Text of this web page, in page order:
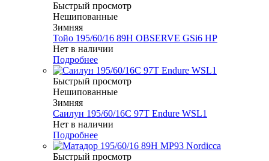
Быстрый просмотр
Нешипованные
Зимняя
Тойо 195/60/16 89H OBSERVE GSi6 HP
Нет в наличии
Подробнее
Быстрый просмотр
Нешипованные
Зимняя
Саилун 195/60/16C 97T Endure WSL1
Нет в наличии
Подробнее
Быстрый просмотр